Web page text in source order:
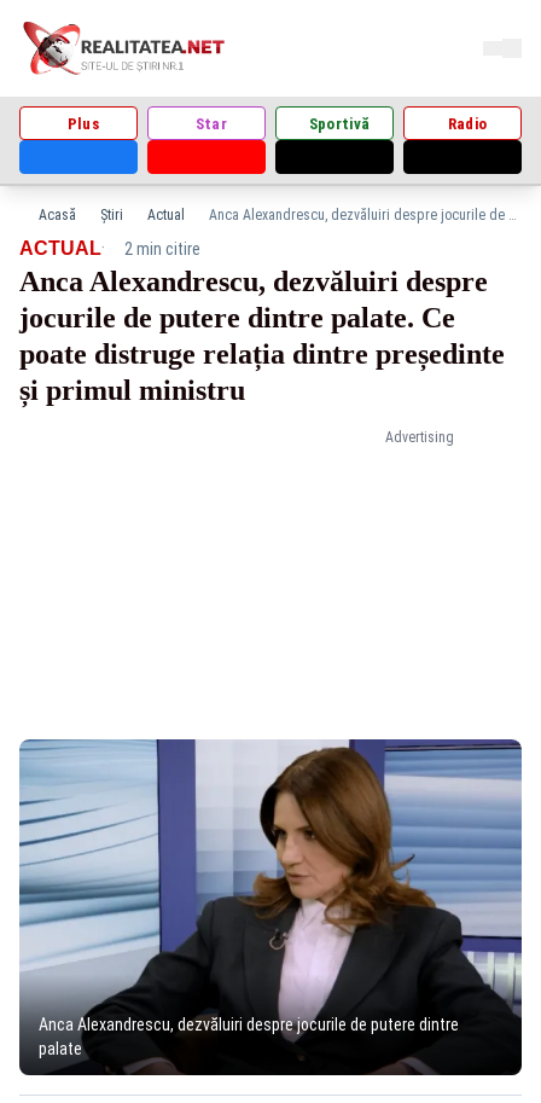
Plus Star Sportivă Radio
Acasă Știri Actual Anca Alexandrescu, dezvăluiri despre jocurile de putere dintre palate. Ce poate distruge relația dintre președinte și primul ministru
Advertising
ACTUAL· 2 min citire
Anca Alexandrescu, dezvăluiri despre
jocurile de putere dintre palate. Ce
poate distruge relația dintre președinte
și primul ministru
Anca Alexandrescu, dezvăluiri despre jocurile de putere dintre
palate